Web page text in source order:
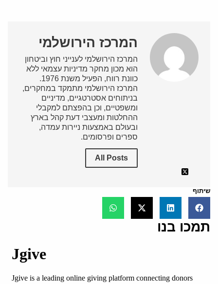
המרכז הירושלמי
המרכז הירושלמי לענייני חוץ וביטחון
הוא מכון מחקר מדיניות עצמאי ללא
כוונת רווח, הפעיל משנת 1976.
המרכז הירושלמי מתמקד במחקרים,
בניתוחים אסטרטגיים, מדיניים
ומשפטיים, וכן בהפצתם למקבלי
ההחלטות ומעצבי דעת קהל בארץ
ובעולם באמצעות ניירות עמדה,
ספרים ופרסומים.
All Posts
שיתוף
תמכו בנו